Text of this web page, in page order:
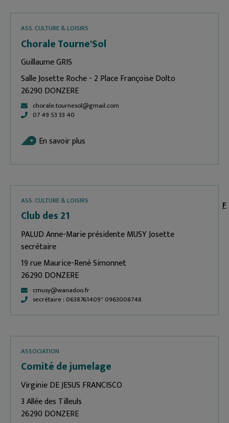
F
ASS. CULTURE & LOISIRS
Chorale Tourne'Sol
Guillaume GRIS
Salle Josette Roche - 2 Place Françoise Dolto
26290 DONZERE
chorale.tournesol@gmail.com
07 49 53 33 40
En savoir plus
ASS. CULTURE & LOISIRS
Club des 21
PALUD Anne-Marie présidente MUSY Josette
secrétaire
19 rue Maurice-René Simonnet
26290 DONZERE
cmusy@wanadoo.fr
secrétaire : 0638761409" 0963008748
ASSOCIATION
Comité de jumelage
Virginie DE JESUS FRANCISCO
3 Allée des Tilleuls
26290 DONZERE